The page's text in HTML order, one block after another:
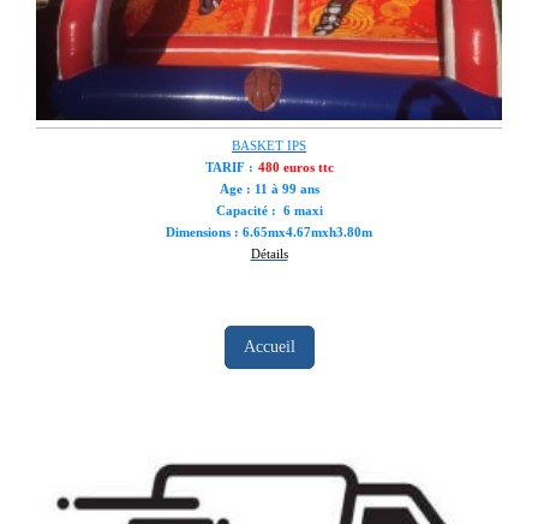
BASKET IPS
TARIF : 480 euros ttc
Age : 11 à 99 ans
Capacité : 6 maxi
Dimensions : 6.65mx4.67mxh3.80m
Détails
Accueil